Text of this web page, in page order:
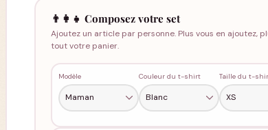
👨‍👩‍👧 Composez votre set
Ajoutez un article par personne. Plus vous en ajoutez,
tout votre panier.
Modèle Couleur du t-shirt Taille du t-